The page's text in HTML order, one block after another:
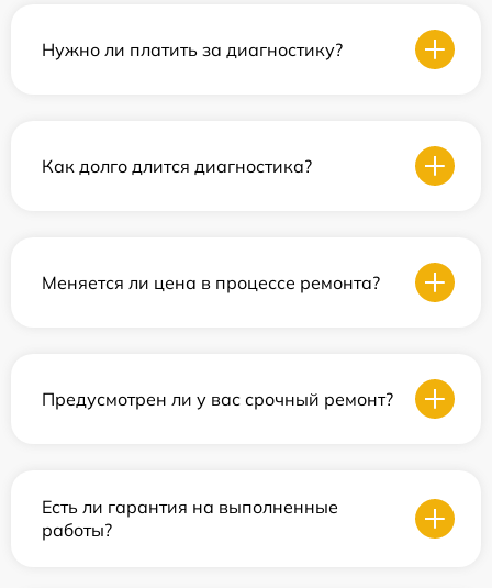
Нужно ли платить за диагностику?
Как долго длится диагностика?
Меняется ли цена в процессе ремонта?
Предусмотрен ли у вас срочный ремонт?
Есть ли гарантия на выполненные
работы?